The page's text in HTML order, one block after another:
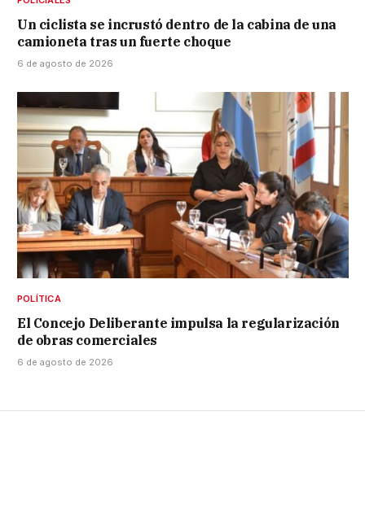
Un ciclista se incrustó dentro de la cabina de una
camioneta tras un fuerte choque
6 de agosto de 2026
POLÍTICA
El Concejo Deliberante impulsa la regularización
de obras comerciales
6 de agosto de 2026